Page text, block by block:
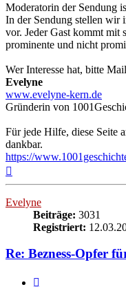
Moderatorin der Sendung
In der Sendung stellen wir
vor. Jeder Gast kommt mit
prominente und nicht
Wer Interesse hat, bitte
Evelyne
www.evelyne-kern.de
Gründerin von
Für jede Hilfe, diese Seite
dankbar.
https://
Evelyne
Beiträge: 3031
Registriert:
Re: Bezness-Opfer